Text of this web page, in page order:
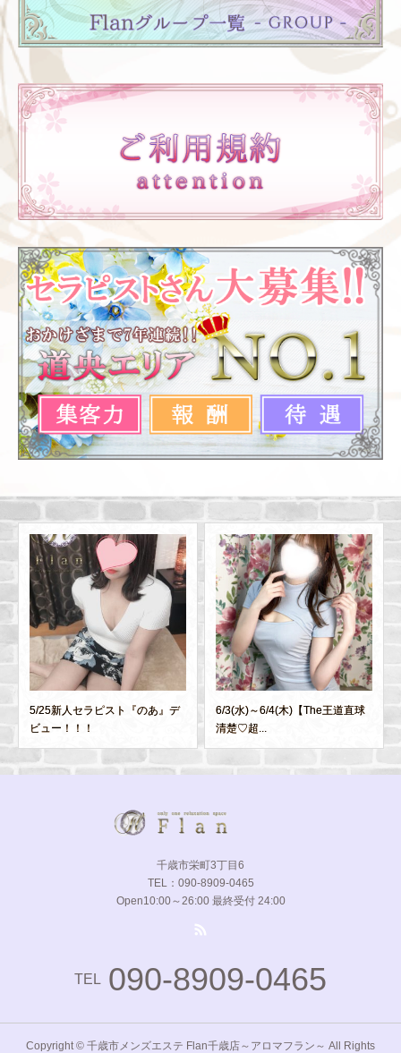
5/25新人セラピスト『のあ』デ
ビュー！！！
6/3(水)～6/4(木)【The王道直球
清楚♡超...
千歳市栄町3丁目6
TEL：090-8909-0465
Open10:00～26:00 最終受付 24:00
TEL 090-8909-0465
Copyright © 千歳市メンズエステ Flan千歳店～アロマフラン～ All Rights